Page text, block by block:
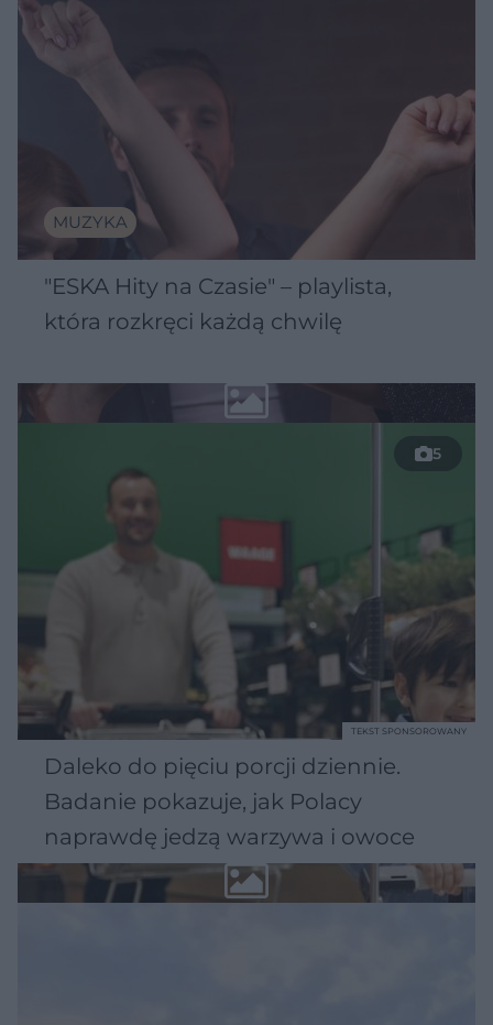
MUZYKA
"ESKA Hity na Czasie" – playlista,
która rozkręci każdą chwilę
5
Daleko do pięciu porcji dziennie.
Badanie pokazuje, jak Polacy
naprawdę jedzą warzywa i owoce
TEKST SPONSOROWANY